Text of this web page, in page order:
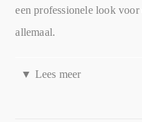
een professionele look
allemaal.
De inspiratie achter
▼ Lees meer